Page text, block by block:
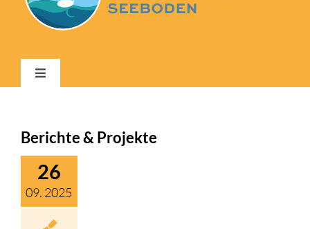
Toggle
Schule
Musik
Berichte & Projekte
26
09. 2025